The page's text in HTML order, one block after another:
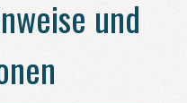
und